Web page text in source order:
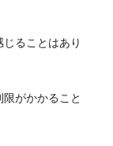
ることはあり
がかかること